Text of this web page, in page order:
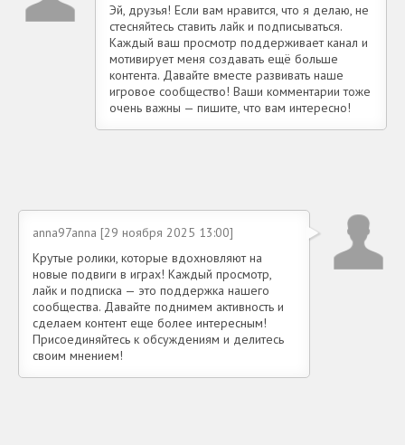
Эй, друзья! Если вам нравится, что я делаю, не
стесняйтесь ставить лайк и подписываться.
Каждый ваш просмотр поддерживает канал и
мотивирует меня создавать ещё больше
контента. Давайте вместе развивать наше
игровое сообщество! Ваши комментарии тоже
очень важны — пишите, что вам интересно!
anna97anna [29 ноября 2025 13:00]
Крутые ролики, которые вдохновляют на
новые подвиги в играх! Каждый просмотр,
лайк и подписка — это поддержка нашего
сообщества. Давайте поднимем активность и
сделаем контент еще более интересным!
Присоединяйтесь к обсуждениям и делитесь
своим мнением!